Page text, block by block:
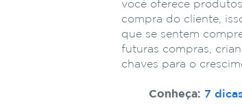
você oferece
compra do cliente,
que se sentem
futuras compras,
chaves para o
Conheça: 7